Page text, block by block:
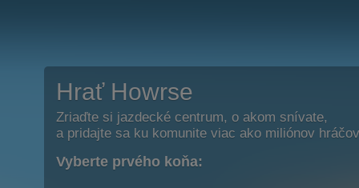
Hrať Howrse
Zriaďte si jazdecké centrum, o akom snívate,
a pridajte sa ku komunite viac ako miliónov
Vyberte prvého koňa: